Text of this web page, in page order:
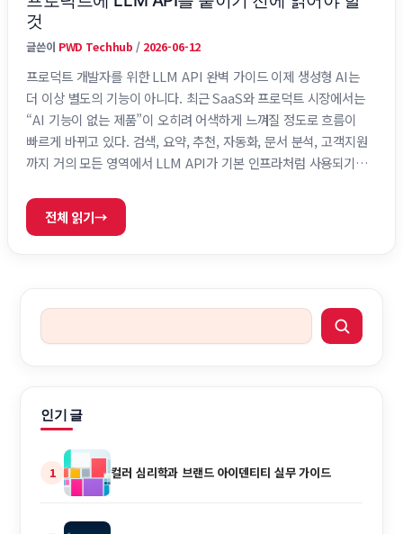
것
글쓴이 PWD Techhub / 2026-06-12
프로덕트 개발자를 위한 LLM API 완벽 가이드 이제 생성형 AI는
더 이상 별도의 기능이 아니다. 최근 SaaS와 프로덕트 시장에서는
“AI 기능이 없는 제품”이 오히려 어색하게 느껴질 정도로 흐름이
빠르게 바뀌고 있다. 검색, 요약, 추천, 자동화, 문서 분석, 고객지원
까지 거의 모든 영역에서 LLM API가 기본 인프라처럼 사용되기
만으로 끝나지 않는다. 실제 운영 단계에서는 latency, 비용,
hallucination, 프롬프트 관리, 데이터 연결 같은 문제가 동시에
전체 읽기→
인기 글
1 컬러 심리학과 브랜드 아이덴티티 실무 가이드